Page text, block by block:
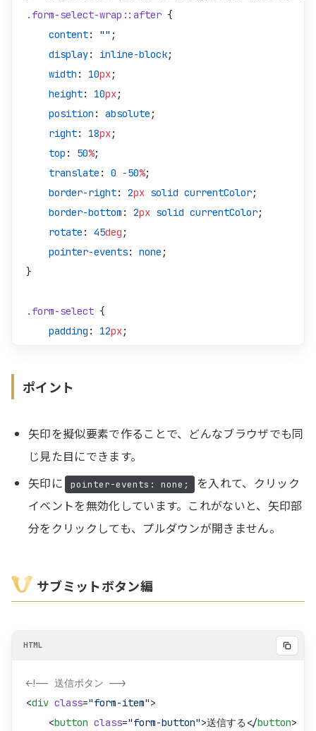
    mask-position
: center ;
    mask-repeat
:
/* ラジオ用・丸アイコン */
.form-option--radio:checked
    mask-image
:
/* チェックボックス用・チェックマークアイコン */
.form-option--checkbox:checked + .form-option-
    mask-image
: url
.form-option:focus-visible
    opacity
: 1;
.form-select-wrap::after {
    content
: "" ;
    display
: inline-block;
    width
: 10px;
    height
: 10px;
    position
: absolute ;
    right
: 18px;
    top
: 50%;
    translate
: 0 -50%;
    border-right
: 2px solid currentColor;
    border-bottom
: 2px solid currentColor;
    rotate
: 45deg ;
    pointer-events
: none ;
}
.form-select {
    padding
: 12px;
    outline
}
.form-select:focus {
    outline
: 1px solid var(--color-focus-border);
}
ポイント
矢印を擬似要素で作ることで、どんなブラウザでも同
じ見た目にできます。
矢印に
pointer-events: none;
を入れて、クリック
イベントを無効化しています。これがないと、矢印部
分をクリックしても、プルダウンが開きません。
サブミットボタン編
<!-- 送信ボタン -->
<div class="form-item">
    <
button class="form-button">送信する</button>